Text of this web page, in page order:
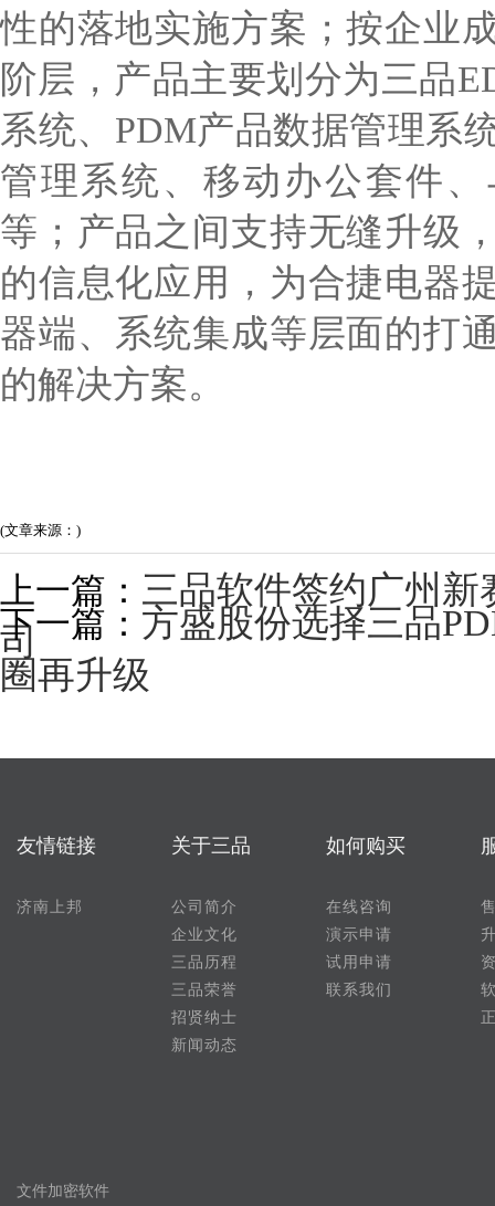
性的落地实施方案；按企业
阶层，产品主要划分为三品
系统、PDM产品数据管理系
管理系统、移动办公套件
等；产品之间支持无缝升级
的信息化应用，为合捷电器
器端、系统集成等层面的打
的解决方案。
(文章来源：)
上一篇： 三品软件签约广州
司
下一篇： 方盛股份选择三品
圈再升级
友情链接
济南上邦
关于三品
公司简介
企业文化
三品历程
三品荣誉
招贤纳士
新闻动态
如何购买
在线咨询
演示申请
试用申请
联系我们
文件加密软件